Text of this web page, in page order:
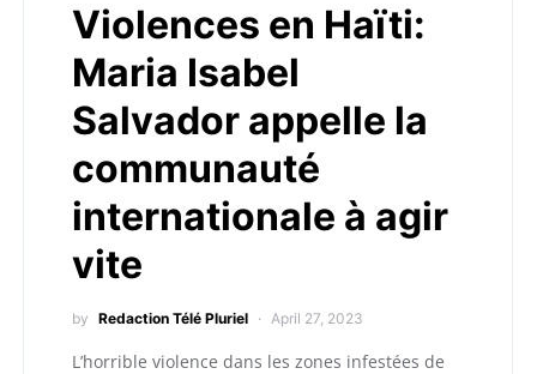
Violences en Haïti:
Maria Isabel
Salvador appelle la
communauté
internationale à agir
vite
by Redaction Télé Pluriel April 27, 2023
L’horrible violence dans les zones infestées de